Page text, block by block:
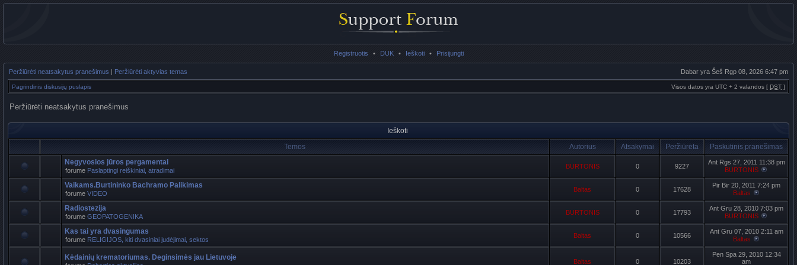
Registruotis • DUK • Ieškoti • Prisijungti
Peržiūrėti neatsakytus pranešimus | Peržiūrėti aktyvias temas Dabar yra Šeš Rgp 08, 2026 6:47 pm
Pagrindinis diskusijų puslapis Visos datos yra UTC + 2 valandos [ DST ]
Peržiūrėti neatsakytus pranešimus
Ieškoti
Temos
Autorius Atsakymai Peržiūrėta
Paskutinis pranešimas
Negyvosios jūros pergamentai
forume Paslaptingi reiškiniai, atradimai
BURTONIS 0 9227
Ant Rgs 27, 2011 11:38 pm
BURTONIS
Vaikams.Burtininko Bachramo Palikimas
forume VIDEO
Baltas 0 17628
Pir Bir 20, 2011 7:24 pm
Baltas
Radiostezija
forume GEOPATOGENIKA
BURTONIS 0 17793
Ant Gru 28, 2010 7:03 pm
BURTONIS
Kas tai yra dvasingumas
forume RELIGIJOS, kiti dvasiniai judėjimai, sektos
Baltas 0 10566
Ant Gru 07, 2010 2:11 am
Baltas
Kėdainių krematoriumas. Deginsimės jau Lietuvoje Baltas 0 10203
Pen Spa 29, 2010 12:34
am